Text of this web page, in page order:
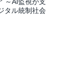
タル統制社会